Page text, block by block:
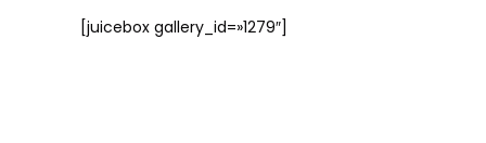
[juicebox gallery_id=»1279″]